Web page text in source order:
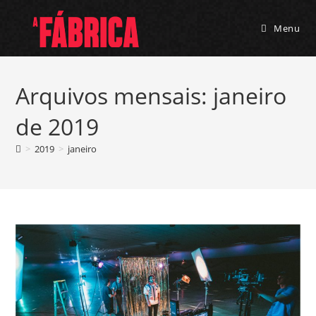
Menu
Arquivos mensais: janeiro
de 2019
> 2019 > janeiro